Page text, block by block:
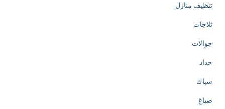
تنظيف منازل
ثلاجات
جوالات
حداد
سباك
صباغ